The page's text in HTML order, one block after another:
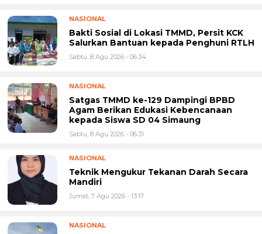
NASIONAL
Bakti Sosial di Lokasi TMMD, Persit KCK
Salurkan Bantuan kepada Penghuni RTLH
Sabtu, 8 Agu 2026 - 06:34
NASIONAL
Satgas TMMD ke-129 Dampingi BPBD
Agam Berikan Edukasi Kebencanaan
kepada Siswa SD 04 Simaung
Sabtu, 8 Agu 2026 - 06:31
NASIONAL
Teknik Mengukur Tekanan Darah Secara
Mandiri
Jumat, 7 Agu 2026 - 13:17
NASIONAL